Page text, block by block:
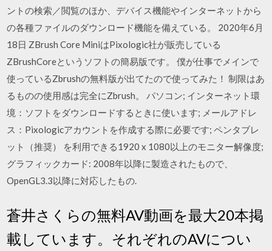
ントの検索／閲覧のほか、デバイス機能やインターネットから
の各種ファイルのダウンロード機能を備えている。 2020年6月
18日 ZBrush Core MiniはPixologic社が販売している
ZBrushCoreというソフトの簡易版です。 僕が仕事でメインで
使っているZbrushの無料版が出てたので使ってみた！ 制限はあ
るものの使用感は完全にZbrush。 パソコン; インターネット環
境：ソフトをダウンロードするときに使います; メールアドレ
ス：Pixologicアカウントを作成する際に必要です; ペンタブレ
ット（推奨） を利用できる1920 x 1080以上のモニター解像度;
グラフィックカード: 2008年以降に製造されたもので、
OpenGL3.3以降に対応したもの.
蒼井さくらの無料AV動画を最大20本掲
載しています。それぞれのAVについ